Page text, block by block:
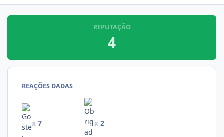
REPUTAÇÃO
4
REAÇÕES DADAS
x 7 x2